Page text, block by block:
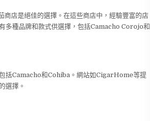
店是絕佳的選擇。在這些商店中，經驗豐富的店
多種品牌和款式供選擇，包括Camacho Corojo和
括Camacho和Cohiba。網站如CigarHome等提
選擇。